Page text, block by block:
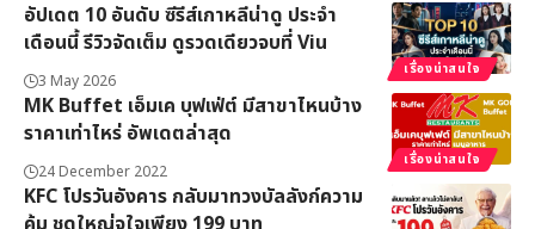
เรื่องน่าสนใจ
อัปเดต 10 อันดับ ซีรีส์เกาหลีน่าดู ประจำ
เดือนนี้ รีวิวจัดเต็ม ดูรวดเดียวจบที่ Viu
3 May 2026
เรื่องน่าสนใจ
MK Buffet เอ็มเค บุฟเฟ่ต์ มีสาขาไหนบ้าง
ราคาเท่าไหร่ อัพเดตล่าสุด
24 December 2022
KFC โปรวันอังคาร กลับมาทวงบัลลังก์ความ